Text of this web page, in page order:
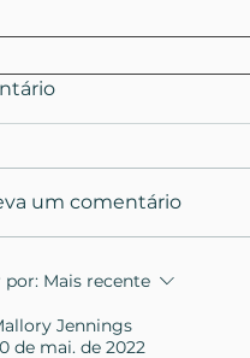
de
aos Direitos das
um comentário
por: Mais recente
Jennings
de mai. de 2022